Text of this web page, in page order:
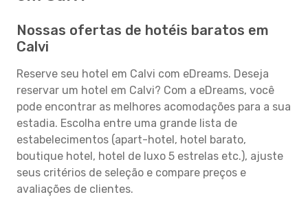
Nossas ofertas de hotéis baratos em
Calvi
Reserve seu hotel em Calvi com eDreams. Deseja
reservar um hotel em Calvi? Com a eDreams, você
pode encontrar as melhores acomodações para a sua
estadia. Escolha entre uma grande lista de
estabelecimentos (apart-hotel, hotel barato,
boutique hotel, hotel de luxo 5 estrelas etc.), ajuste
seus critérios de seleção e compare preços e
avaliações de clientes.